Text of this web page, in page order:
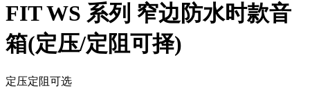
FIT WS 系列 窄边防水时款音
箱(定压/定阻可择)
定压定阻可选